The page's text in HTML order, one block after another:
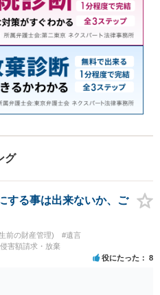
グ
する事は出来ないか、ご
前の財産管理)
#遺言
害額請求・放棄
役にたった 8